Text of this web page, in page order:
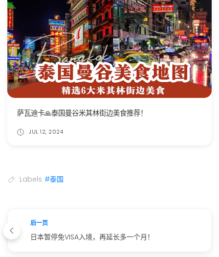
萨瓦迪卡🙏泰国曼谷米其林街边美食推荐！
JUL 12, 2024
Labels #泰国
后一页
日本暂停免VISA入境，再延长多一个月！